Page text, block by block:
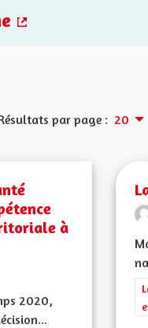
par page : 20
à
2020,